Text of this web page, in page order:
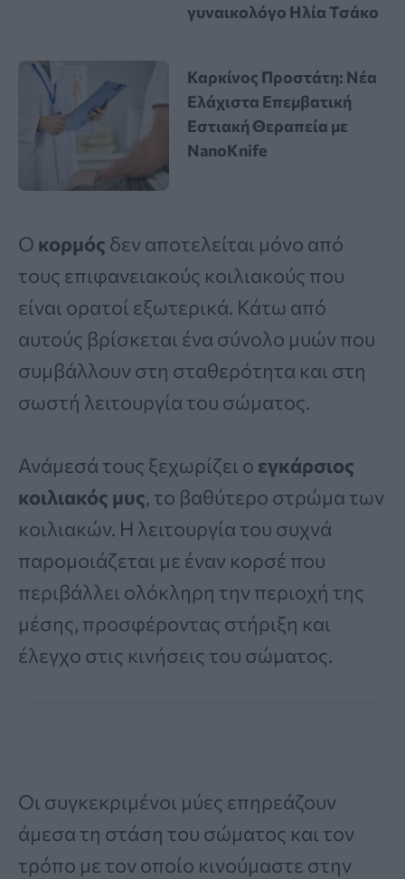
γυναικολόγο Ηλία Τσάκο
Καρκίνος Προστάτη: Νέα
Ελάχιστα Επεμβατική
Εστιακή Θεραπεία με
NanoKnife
Ο κορμός δεν αποτελείται μόνο από
τους επιφανειακούς κοιλιακούς που
είναι ορατοί εξωτερικά. Κάτω από
αυτούς βρίσκεται ένα σύνολο μυών που
συμβάλλουν στη σταθερότητα και στη
σωστή λειτουργία του σώματος.
Ανάμεσά τους ξεχωρίζει ο εγκάρσιος
κοιλιακός μυς, το βαθύτερο στρώμα των
κοιλιακών. Η λειτουργία του συχνά
παρομοιάζεται με έναν κορσέ που
περιβάλλει ολόκληρη την περιοχή της
μέσης, προσφέροντας στήριξη και
έλεγχο στις κινήσεις του σώματος.
Οι συγκεκριμένοι μύες επηρεάζουν
άμεσα τη στάση του σώματος και τον
τρόπο με τον οποίο κινούμαστε στην